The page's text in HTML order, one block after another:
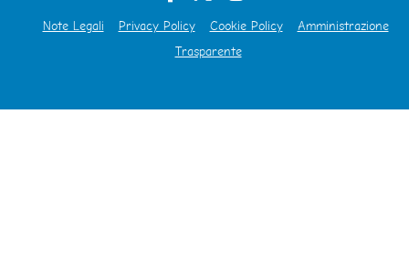
Note Legali Privacy Policy Cookie Policy
Amministrazione
Trasparente